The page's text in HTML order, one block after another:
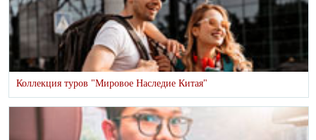
Коллекция туров "Мировое Наследие Китая"